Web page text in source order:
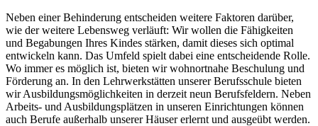
Neben einer Behinderung entscheiden weitere Faktoren darüber,
wie der weitere Lebens­weg verläuft: Wir wollen die Fähig­keiten
und Begabungen Ihres Kindes stärken, damit dieses sich optimal
entwickeln kann. Das Umfeld spielt dabei eine entscheidende Rolle.
Wo immer es möglich ist, bieten wir wohnort­nahe Beschulung und
Förderung an. In den Lehr­werkstätten unserer Berufs­schule bieten
wir Ausbildungs­möglichkeiten in derzeit neun Berufs­feldern. Neben
Arbeits- und Ausbildungs­plätzen in unseren Einrichtungen können
auch Berufe außerhalb unserer Häuser erlernt und ausgeübt werden.